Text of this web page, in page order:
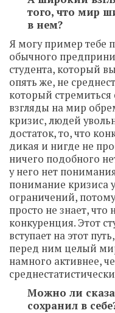
того, что мир
в нем?
Я могу пример тебе
обычного
студента, который
опять же, не
который
взгляды на мир
кризис, людей
достаток, то, что
дикая и нигде не
ничего подобного
у него нет
понимание кризиса
ограничений,
просто не знает,
конкуренция. Этот
вступает на этот
перед ним целый
намного активнее,
Можно ли
сохранил в